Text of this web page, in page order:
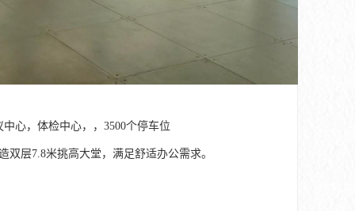
心，体检中心，，3500个停车位
层7.8米挑高大堂，满足舒适办公需求。